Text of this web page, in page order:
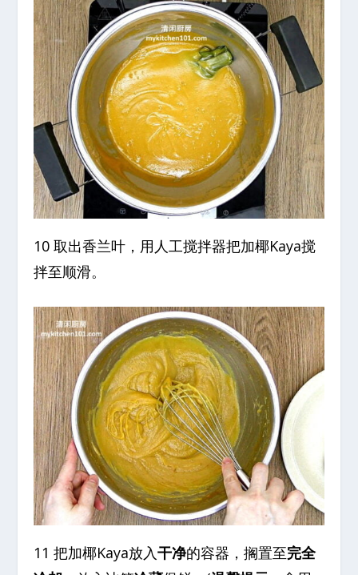
10 取出香兰叶，用人工搅拌器把加椰Kaya搅
拌至顺滑。
11 把加椰Kaya放入干净的容器，搁置至完全